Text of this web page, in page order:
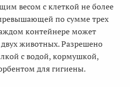
весом с клеткой не более
по сумме трех
контейнере может
двух животных. Разрешено
с водой, кормушкой,
для гигиены.